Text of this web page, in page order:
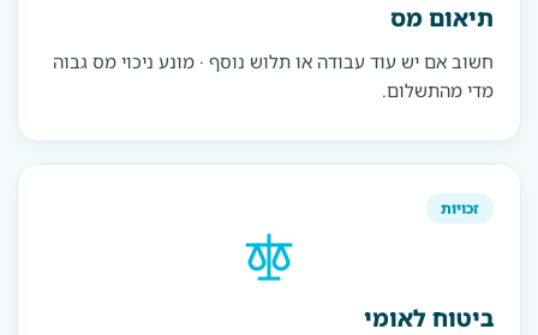
תיאום מס
חשוב אם יש עוד עבודה או תלוש נוסף · מונע ניכוי מס גבוה
מדי מהתשלום.
זכויות
ביטוח לאומי